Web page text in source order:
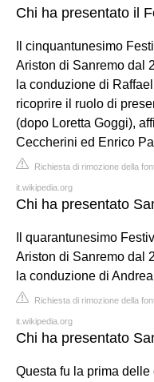
Chi ha presentato il
Il cinquantunesimo
Ariston di Sanremo dal
la conduzione di
ricoprire il ruolo di
(dopo Loretta Goggi),
Ceccherini ed Enrico
Richiesta di rimozione della
it.wikipedia.org
Chi ha presentato
Il quarantunesimo
Ariston di Sanremo dal
la conduzione di
Richiesta di rimozione della
it.wikipedia.org
Chi ha presentato
Questa fu la prima